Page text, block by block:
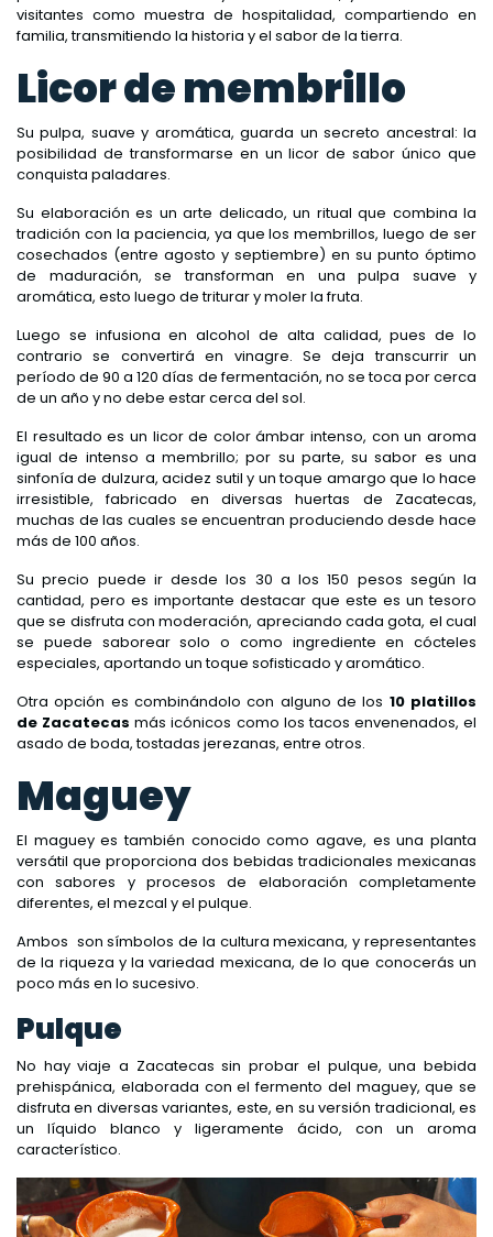
visitantes como muestra de hospitalidad, compartiendo en
familia, transmitiendo la historia y el sabor de la tierra.
Licor de membrillo
Su pulpa, suave y aromática, guarda un secreto ancestral: la
posibilidad de transformarse en un licor de sabor único que
conquista paladares.
Su elaboración es un arte delicado, un ritual que combina la
tradición con la paciencia, ya que los membrillos, luego de ser
cosechados (entre agosto y septiembre) en su punto óptimo
de maduración, se transforman en una pulpa suave y
aromática, esto luego de triturar y moler la fruta.
Luego se infusiona en alcohol de alta calidad, pues de lo
contrario se convertirá en vinagre. Se deja transcurrir un
período de 90 a 120 días de fermentación, no se toca por cerca
de un año y no debe estar cerca del sol.
El resultado es un licor de color ámbar intenso, con un aroma
igual de intenso a membrillo; por su parte, su sabor es una
sinfonía de dulzura, acidez sutil y un toque amargo que lo hace
irresistible, fabricado en diversas huertas de Zacatecas,
muchas de las cuales se encuentran produciendo desde hace
más de 100 años.
Su precio puede ir desde los 30 a los 150 pesos según la
cantidad, pero es importante destacar que este es un tesoro
que se disfruta con moderación, apreciando cada gota, el cual
se puede saborear solo o como ingrediente en cócteles
especiales, aportando un toque sofisticado y aromático.
Otra opción es combinándolo con alguno de los 10 platillos
de Zacatecas más icónicos como los tacos envenenados, el
asado de boda, tostadas jerezanas, entre otros.
Maguey
El maguey es también conocido como agave, es una planta
versátil que proporciona dos bebidas tradicionales mexicanas
con sabores y procesos de elaboración completamente
diferentes, el mezcal y el pulque.
Ambos son símbolos de la cultura mexicana, y representantes
de la riqueza y la variedad mexicana, de lo que conocerás un
poco más en lo sucesivo.
Pulque
No hay viaje a Zacatecas sin probar el pulque, una bebida
prehispánica, elaborada con el fermento del maguey, que se
disfruta en diversas variantes, este, en su versión tradicional, es
un líquido blanco y ligeramente ácido, con un aroma
característico.